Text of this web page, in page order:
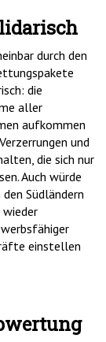
durch den
die
aller
aufkommen
und
die sich nur
Auch würde
Südländern
wieder
einstellen